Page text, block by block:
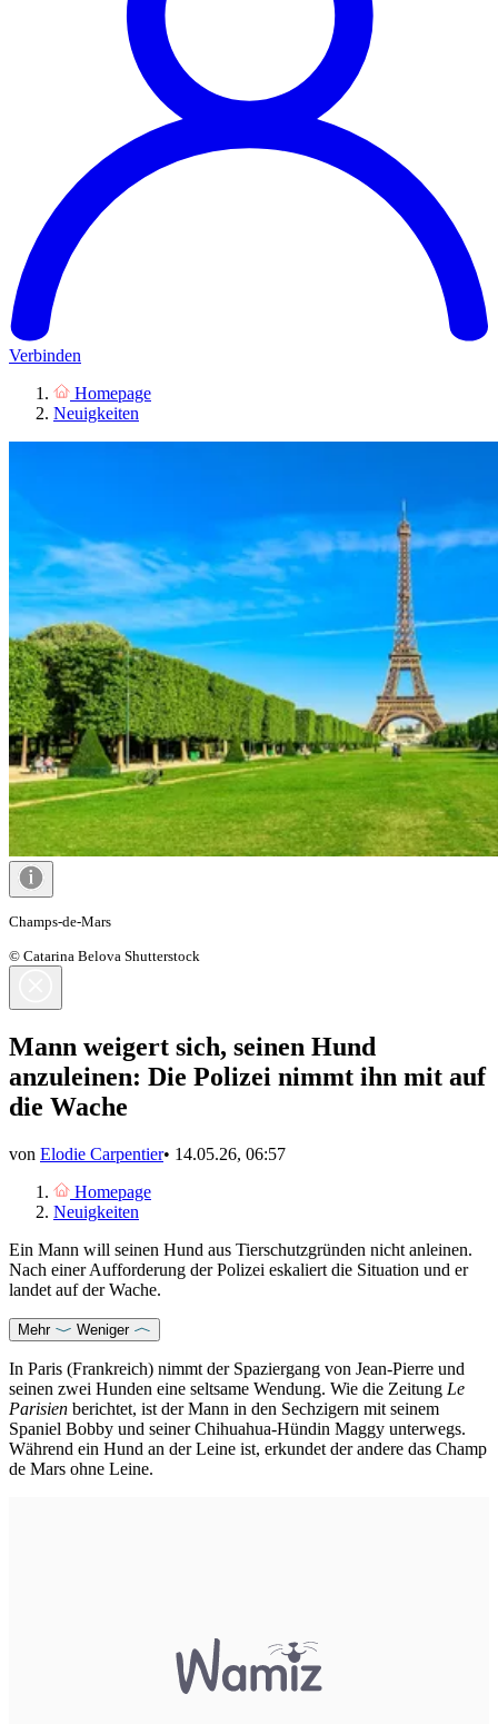
Verbinden
Homepage
Neuigkeiten
Champs-de-Mars
© Catarina Belova Shutterstock
Mann weigert sich, seinen Hund
anzuleinen: Die Polizei nimmt ihn mit auf
die Wache
von Elodie Carpentier• 14.05.26, 06:57
Homepage
Neuigkeiten
Ein Mann will seinen Hund aus Tierschutzgründen nicht anleinen.
Nach einer Aufforderung der Polizei eskaliert die Situation und er
landet auf der Wache.
Mehr Weniger
In Paris (Frankreich) nimmt der Spaziergang von Jean-Pierre und
seinen zwei Hunden eine seltsame Wendung. Wie die Zeitung Le
Parisien berichtet, ist der Mann in den Sechzigern mit seinem
Spaniel Bobby und seiner Chihuahua-Hündin Maggy unterwegs.
Während ein Hund an der Leine ist, erkundet der andere das Champ
de Mars ohne Leine.